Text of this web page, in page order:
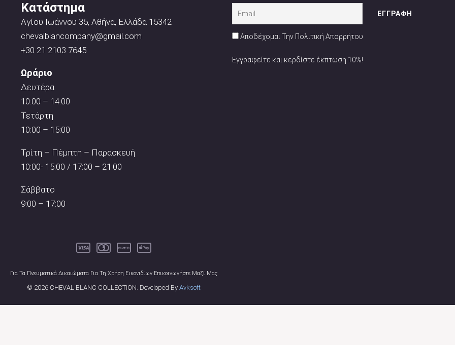
Κατάστημα
Αγίου Ιωάννου 35, Αθήνα, Ελλάδα 15342
chevalblancompany@gmail.com
+30 21 2103 7645
Ωράριο
Δευτέρα
10:00 – 14:00
Τετάρτη
10:00 – 15:00
Τρίτη – Πέμπτη – Παρασκευή
10:00- 15:00 / 17:00 – 21:00
Σάββατο
9:00 – 17:00
Αποδέχομαι Την Πολιτική Απορρήτου
Εγγραφείτε και κερδίστε έκπτωση 10%!
Για Τα Πνευματικά Δικαιώματα Για Τη Χρήση Εικονιδίων Επικοινωνήστε Μαζί Μας
© 2026 CHEVAL BLANC COLLECTION. Developed By Avksoft